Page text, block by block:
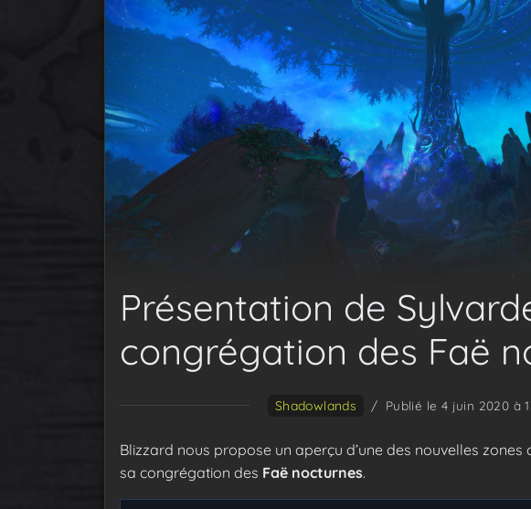
Présentation de
congrégation des Faë
Shadowlands / Publié le 4 juin 2020 à
Blizzard nous propose un aperçu d’une des nouvelles zones
sa congrégation des Faë nocturnes.